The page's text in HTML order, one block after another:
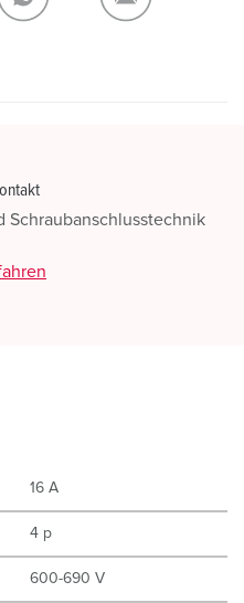
Schraubanschlusstechnik
16 A
4 p
600-690 V